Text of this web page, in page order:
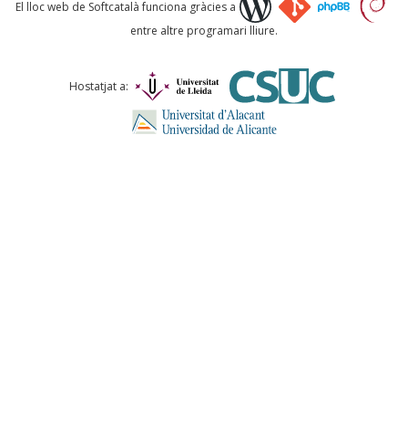
Comentari *
El lloc web de Softcatalà funciona gràcies a
entre altre programari lliure.
Hostatjat a: